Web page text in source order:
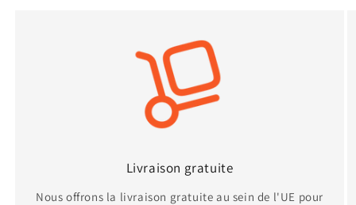
Livraison gratuite
Nous offrons la livraison gratuite au sein de l'UE pour